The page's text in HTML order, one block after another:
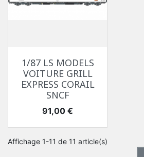
1/87 LS MODELS
VOITURE GRILL
EXPRESS CORAIL
SNCF
Prix
91,00 €
Affichage 1-11 de 11 article(s)